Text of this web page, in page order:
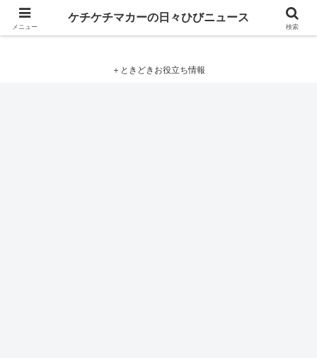
ケチケチマカーの日々ひびニュース
＋ときどきお役立ち情報
メニュー
ケチケチマカーの日々ひびニュース
検索